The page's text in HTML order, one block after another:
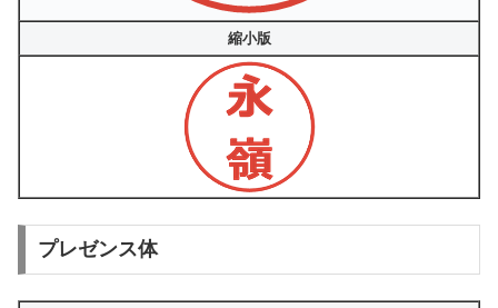
縮小版
プレゼンス体